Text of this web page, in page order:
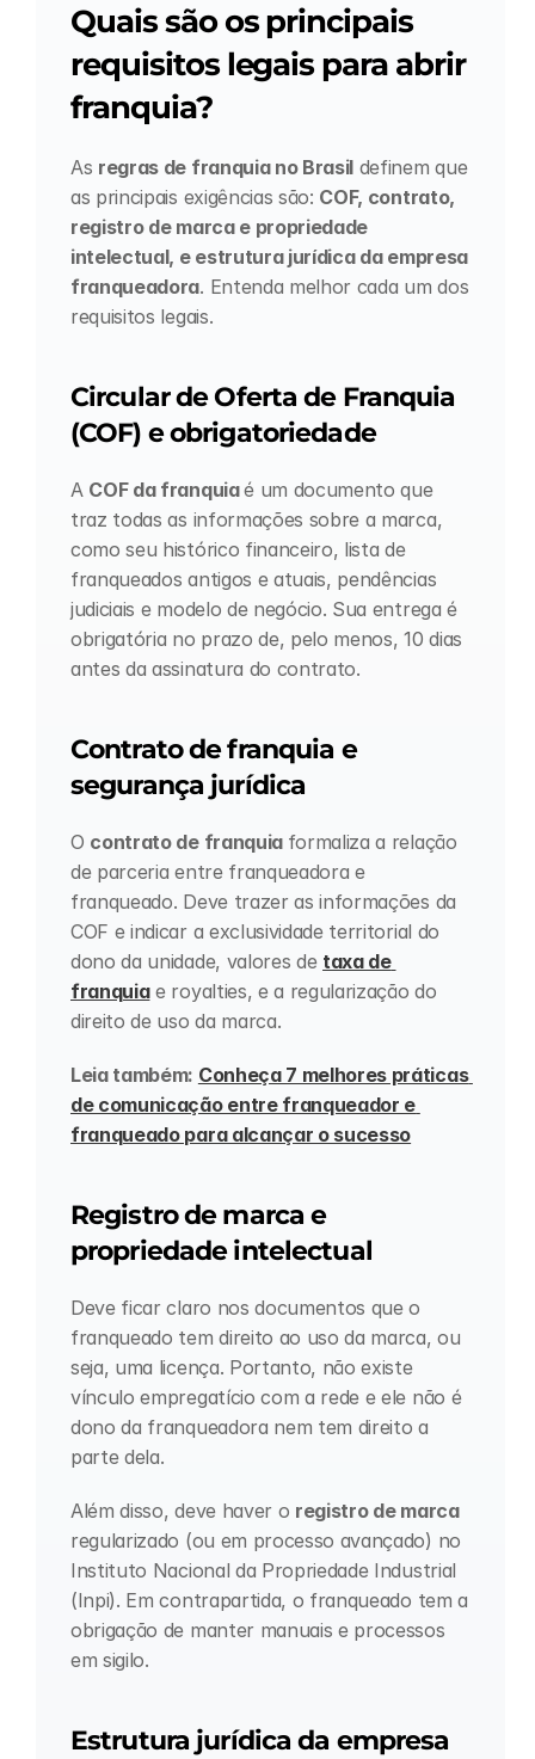
Quais são os principais
requisitos legais para abrir
franquia?
As regras de franquia no Brasil definem que
as principais exigências são: COF, contrato,
registro de marca e propriedade
intelectual, e estrutura jurídica da empresa
franqueadora. Entenda melhor cada um dos
requisitos legais.
Circular de Oferta de Franquia
(COF) e obrigatoriedade
A COF da franquia é um documento que
traz todas as informações sobre a marca,
como seu histórico financeiro, lista de
franqueados antigos e atuais, pendências
judiciais e modelo de negócio. Sua entrega é
obrigatória no prazo de, pelo menos, 10 dias
antes da assinatura do contrato.
Contrato de franquia e
segurança jurídica
O contrato de franquia formaliza a relação
de parceria entre franqueadora e
franqueado. Deve trazer as informações da
COF e indicar a exclusividade territorial do
dono da unidade, valores de taxa de
franquia e royalties, e a regularização do
direito de uso da marca.
Leia também: Conheça 7 melhores práticas
de comunicação entre franqueador e
franqueado para alcançar o sucesso
Registro de marca e
propriedade intelectual
Deve ficar claro nos documentos que o
franqueado tem direito ao uso da marca, ou
seja, uma licença. Portanto, não existe
vínculo empregatício com a rede e ele não é
dono da franqueadora nem tem direito a
parte dela.
Além disso, deve haver o registro de marca
regularizado (ou em processo avançado) no
Instituto Nacional da Propriedade Industrial
(Inpi). Em contrapartida, o franqueado tem a
obrigação de manter manuais e processos
em sigilo.
Estrutura jurídica da empresa